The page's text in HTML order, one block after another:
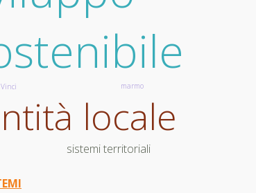
locale
sistemi territoriali
marmo